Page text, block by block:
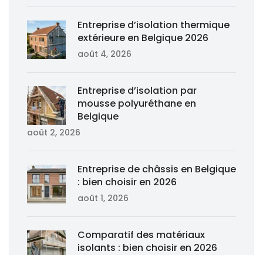
Entreprise d’isolation thermique
extérieure en Belgique 2026
août 4, 2026
Entreprise d’isolation par
mousse polyuréthane en
Belgique
août 2, 2026
Entreprise de châssis en Belgique
: bien choisir en 2026
août 1, 2026
Comparatif des matériaux
isolants : bien choisir en 2026